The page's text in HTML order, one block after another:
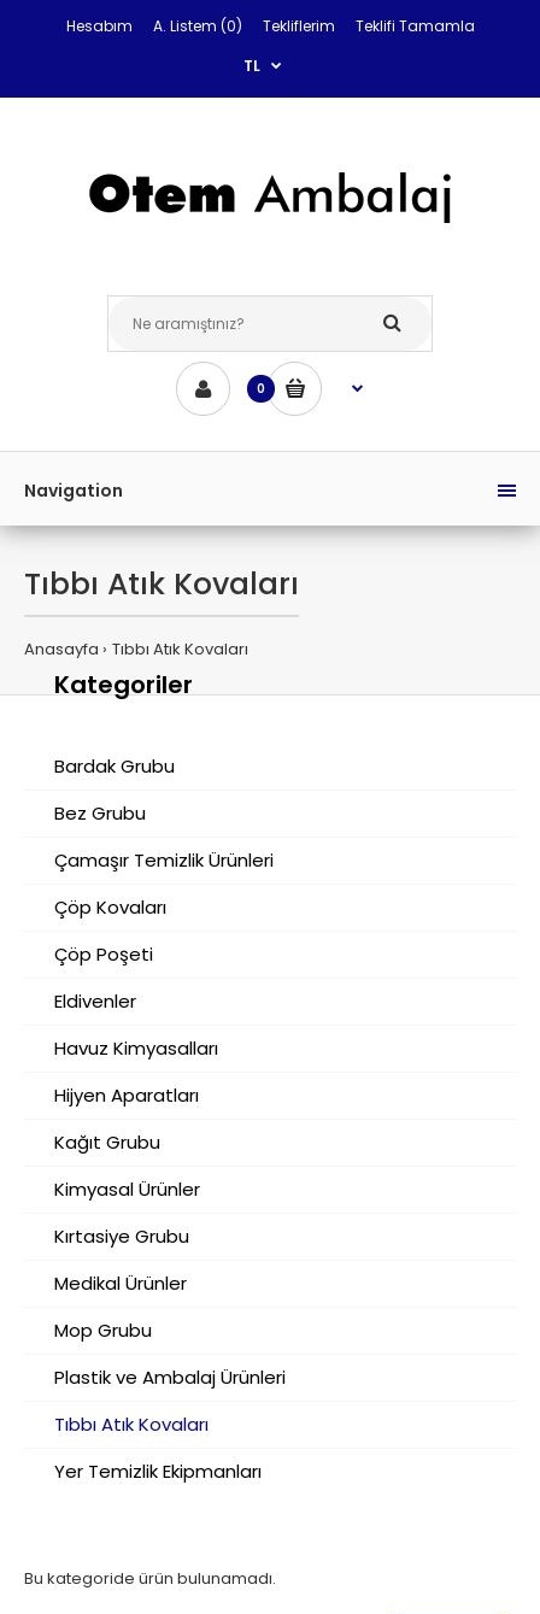
Hesabım A. Listem (0) Tekliflerim
Teklifi Tamamla
TL
0
Navigation
Tıbbı Atık Kovaları
Anasayfa Tıbbı Atık Kovaları
Kategoriler
Bardak Grubu
Bez Grubu
Çamaşır Temizlik Ürünleri
Çöp Kovaları
Çöp Poşeti
Eldivenler
Havuz Kimyasalları
Hijyen Aparatları
Kağıt Grubu
Kimyasal Ürünler
Kırtasiye Grubu
Medikal Ürünler
Mop Grubu
Plastik ve Ambalaj Ürünleri
Tıbbı Atık Kovaları
Yer Temizlik Ekipmanları
Bu kategoride ürün bulunamadı.